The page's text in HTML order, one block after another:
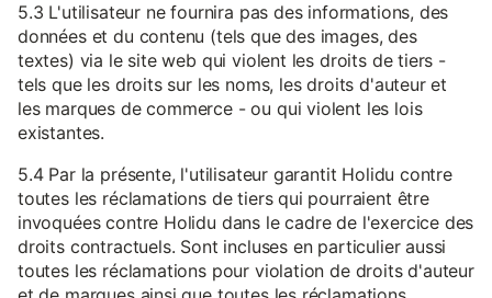
5.3 L'utilisateur ne fournira pas des informations, des
données et du contenu (tels que des images, des
textes) via le site web qui violent les droits de tiers -
tels que les droits sur les noms, les droits d'auteur et
les marques de commerce - ou qui violent les lois
existantes.
5.4 Par la présente, l'utilisateur garantit Holidu contre
toutes les réclamations de tiers qui pourraient être
invoquées contre Holidu dans le cadre de l'exercice des
droits contractuels. Sont incluses en particulier aussi
toutes les réclamations pour violation de droits d'auteur